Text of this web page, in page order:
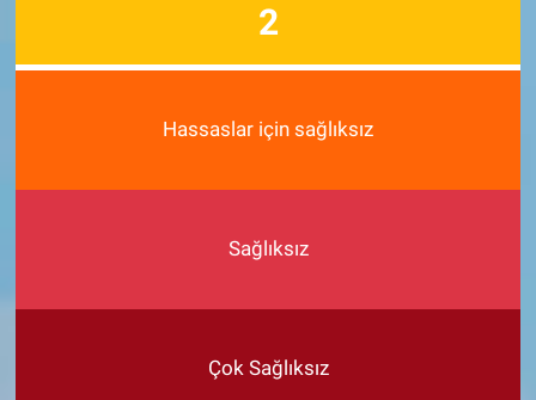
2
Hassaslar için sağlıksız
Sağlıksız
Çok Sağlıksız